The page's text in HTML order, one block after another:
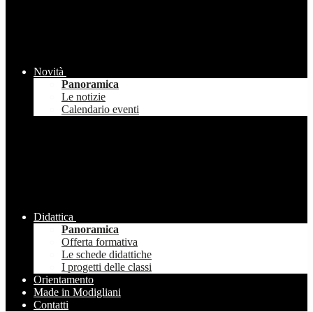
Novità
Panoramica
Le notizie
Calendario eventi
Didattica
Panoramica
Offerta formativa
Le schede didattiche
I progetti delle classi
Orientamento
Made in Modigliani
Contatti